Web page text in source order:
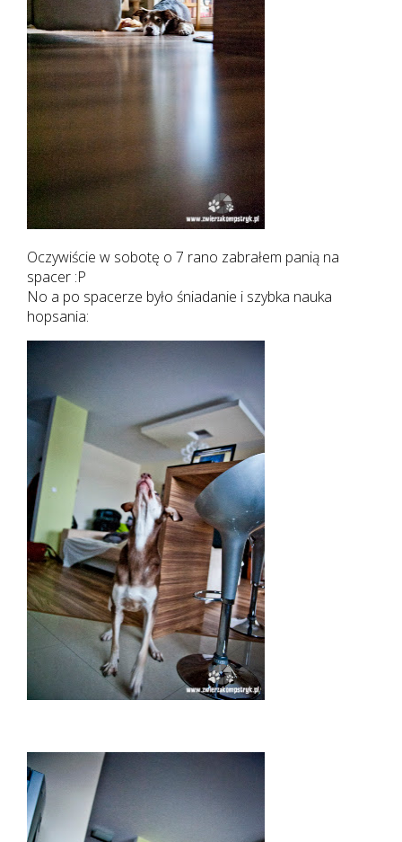
Oczywiście w sobotę o 7 rano zabrałem panią na
spacer :P
No a po spacerze było śniadanie i szybka nauka
hopsania: